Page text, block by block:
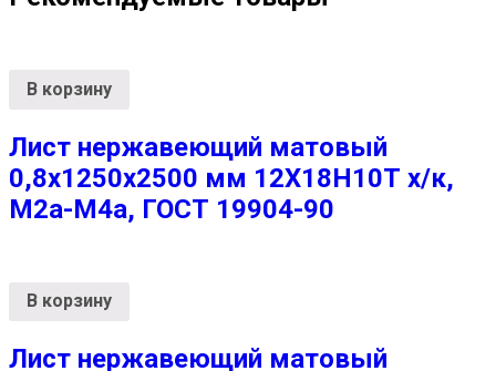
В корзину
Лист нержавеющий матовый
0,8х1250х2500 мм 12Х18Н10Т х/к,
М2а-М4а, ГОСТ 19904-90
В корзину
Лист нержавеющий матовый